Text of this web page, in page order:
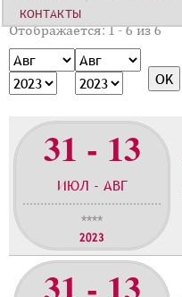
Отображается: 1 - 6 из 6
М
е
с
Г
о
М
е
с
я
Г
о
д
31 - 13
ИЮЛ - АВГ
****
2023
КОНТАКТЫ